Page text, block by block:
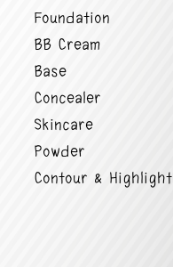
Foundation
BB Cream
Base
Concealer
Skincare
Powder
Contour & Highlight